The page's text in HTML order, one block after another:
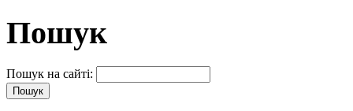
Пошук
Пошук на сайті: